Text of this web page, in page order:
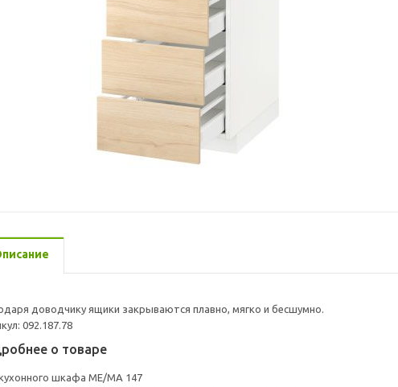
доводчику ящики закрываются плавно, мягко и бесшумно.
092.187.78
о товаре
шкафа ME/MA 147